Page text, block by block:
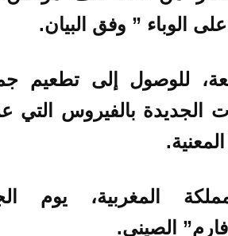
الوباء ” وفق البيان.
للوصول إلى تطعيم
الجديدة بالفيروس التي
المغربية، يوم
الصيني.